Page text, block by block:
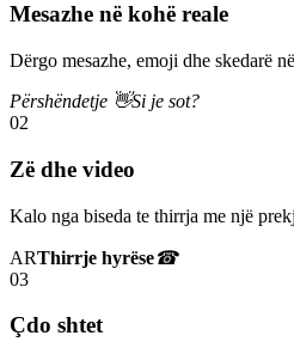
Mesazhe në kohë reale
Dërgo mesazhe, emoji dhe skedarë
Përshëndetje 👋Si je sot?
02
Zë dhe video
Kalo nga biseda te thirrja me një
ARThirrje hyrëse☎
03
Çdo shtet